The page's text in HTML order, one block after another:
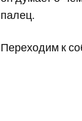
палец.
Переходим к